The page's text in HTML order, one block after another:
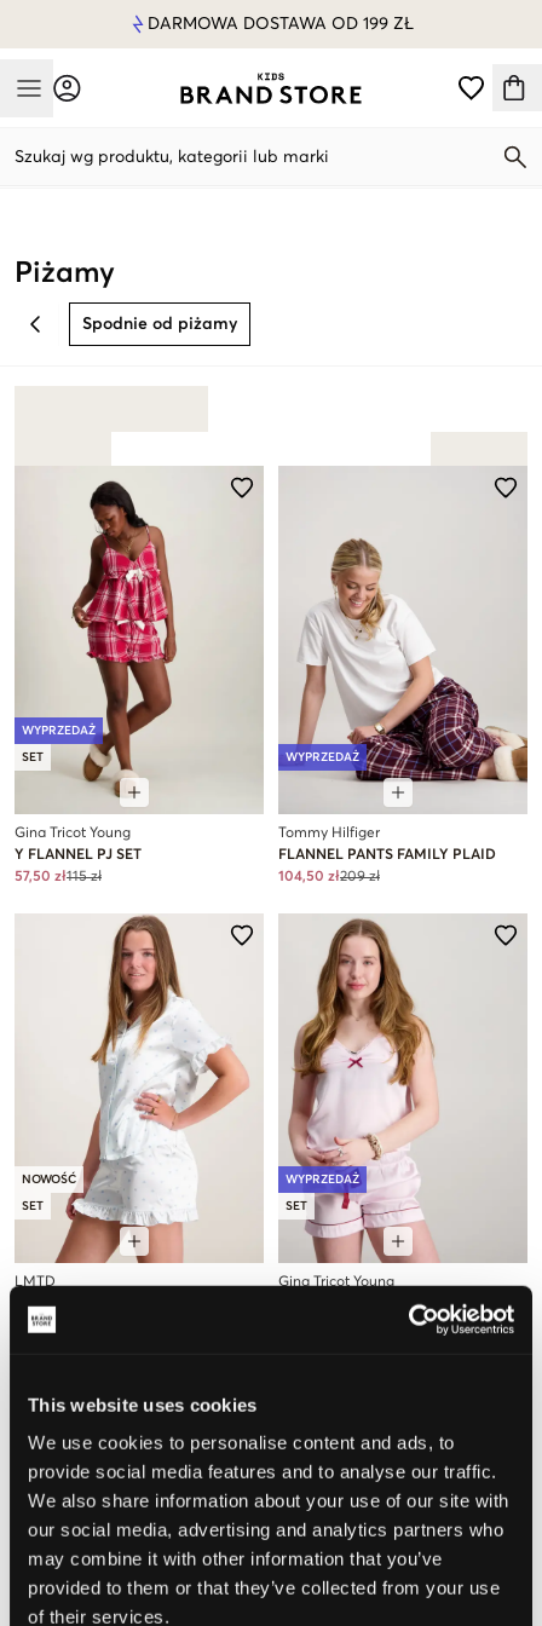
This website uses cookies
We use cookies to personalise content and ads, to
provide social media features and to analyse our traffic.
We also share information about your use of our site with
our social media, advertising and analytics partners who
may combine it with other information that you’ve
provided to them or that they’ve collected from your use
of their services.
DARMOWA DOSTAWA OD 199 ZŁ
Mobile Menu
Szukaj wg produktu, kategorii lub marki
Piżamy
BACK Spodnie od piżamy
WYPRZEDAŻ
SET
Gina Tricot Young
Y FLANNEL PJ SET
57,50 zł115 zł
WYPRZEDAŻ
Tommy Hilfiger
FLANNEL PANTS FAMILY PLAID
104,50 zł209 zł
NOWOŚĆ
SET
LMTD
NLFNIGHTY SS SHORTS PYJAMAS
SET
WYPRZEDAŻ
SET
Gina Tricot Young